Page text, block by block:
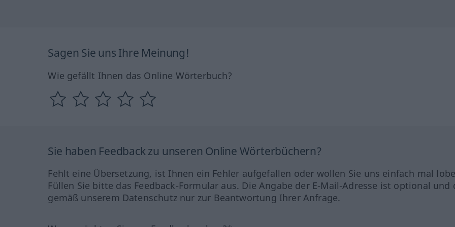
Sagen Sie uns Ihre Meinung!
Wie gefällt Ihnen das Online Wörterbuch?
Sie haben Feedback zu unseren Online Wörterbüchern?
Fehlt eine Übersetzung, ist Ihnen ein Fehler aufgefallen oder wollen Sie uns einfach mal
Füllen Sie bitte das Feedback-Formular aus. Die Angabe der E-Mail-Adresse ist optional und
gemäß unserem Datenschutz nur zur Beantwortung Ihrer Anfrage.